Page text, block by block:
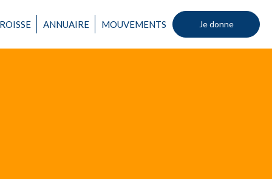
ANNUAIRE MOUVEMENTS Je donne
Un mouvement